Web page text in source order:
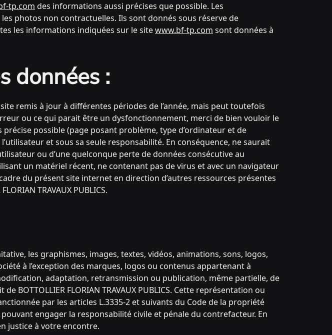
tp.com des informations aussi précises que possible. Les
photos non contractuelles. Ils sont donnés sous réserve de
les informations indiquées sur le sitewww.bf-tp.com sont données à
données :
remis à jour à différentes périodes de l’année, mais peut toutefois
ou ce qui parait être un dysfonctionnement, merci de bien vouloir le
possible (page posant problème, type d’ordinateur et de
et sous sa seule responsabilité. En conséquence, ne saurait
ou d’une quelconque perte de données consécutive au
un matériel récent, ne contenant pas de virus et avec un navigateur
du présent site internet en direction d’autres ressources présentes
TRAVAUX PUBLICS.
les graphismes, images, textes, vidéos, animations, sons, logos,
à l’exception des marques, logos ou contenus appartenant à
adaptation, retransmission ou publication, même partielle, de
FLORIAN TRAVAUX PUBLICS. Cette représentation ou
par les articles L.3335-2 et suivants du Code de la propriété
engager la responsabilité civile et pénale du contrefacteur. En
justice à votre encontre.